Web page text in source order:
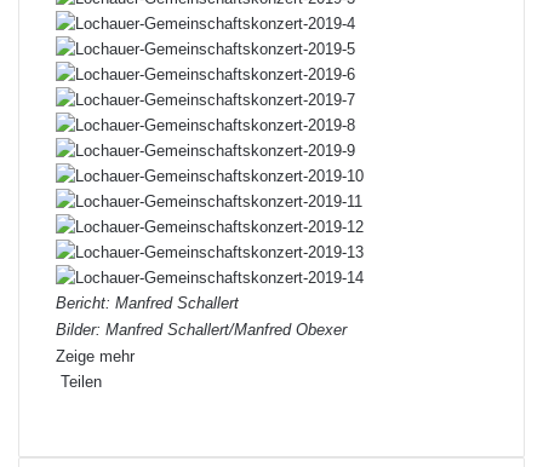
Bericht: Manfred Schallert
Bilder: Manfred Schallert/Manfred Obexer
Zeige mehr
Teilen
E-